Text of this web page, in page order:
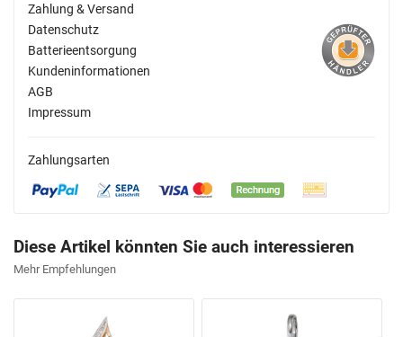
Zahlung & Versand
Datenschutz
Batterieentsorgung
Kundeninformationen
AGB
Impressum
Zahlungsarten
Diese Artikel könnten Sie auch interessieren
Mehr Empfehlungen